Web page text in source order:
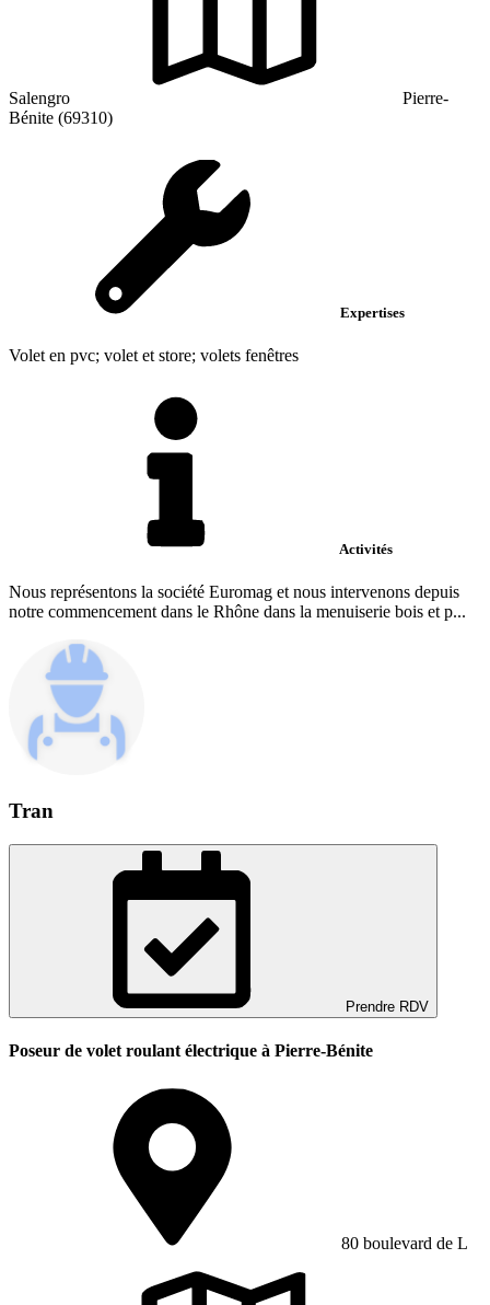
Salengro
Pierre-
Bénite (69310)
Expertises
Volet en pvc; volet et store; volets fenêtres
Activités
Nous représentons la société Euromag et nous intervenons depuis
notre commencement dans le Rhône dans la menuiserie bois et p...
Tran
Prendre RDV
Poseur de volet roulant électrique à Pierre-Bénite
80 boulevard de L